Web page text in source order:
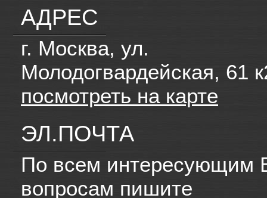
АДРЕС
г. Москва, ул.
Молодогвардейская, 61
посмотреть на карте
ЭЛ.ПОЧТА
По всем интересующим
вопросам пишите